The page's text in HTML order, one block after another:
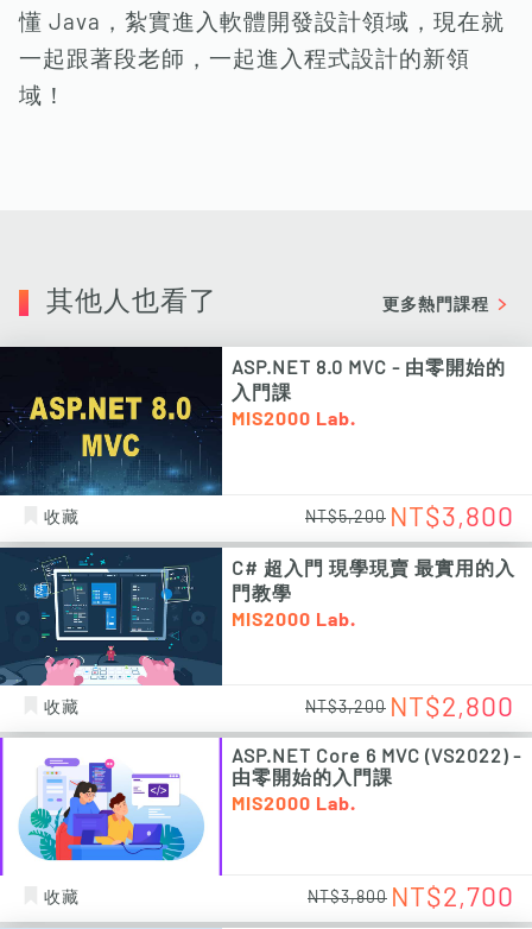
懂 Java，紮實進入軟體開發設計領域，現在就
一起跟著段老師，一起進入程式設計的新領
域！
其他人也看了 更多熱門課程
ASP.NET 8.0 MVC - 由零開始的
入門課
MIS2000 Lab.
收藏 NT$5,200 NT$3,800
C# 超入門 現學現賣 最實用的入
門教學
MIS2000 Lab.
收藏 NT$3,200 NT$2,800
ASP.NET Core 6 MVC (VS2022) -
由零開始的入門課
MIS2000 Lab.
收藏 NT$3,800 NT$2,700